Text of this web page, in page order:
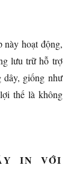
này hoạt động,
lưu trữ hỗ trợ
giống như
thế là không
IN VỚI